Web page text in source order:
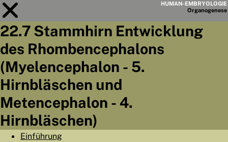
HUMAN-EMBRYOLOGIE
Organogenese
Modul22
KAPITELLISTE
22.7 Stammhirn Entwicklung
des Rhombencephalons
(Myelencephalon - 5.
Hirnbläschen und
Metencephalon - 4.
Hirnbläschen)
Einführung